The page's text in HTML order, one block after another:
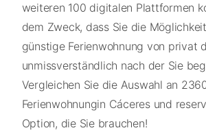
weiteren 100 digitalen Plattformen
dem Zweck, dass Sie die
günstige Ferienwohnung von privat
unmissverständlich nach der Sie
Vergleichen Sie die Auswahl an
Ferienwohnungin Cáceres und
Option, die Sie brauchen!